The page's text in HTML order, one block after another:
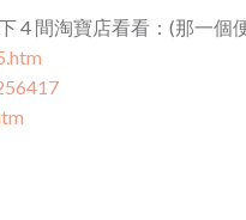
4 間淘寶店看看：(那一個